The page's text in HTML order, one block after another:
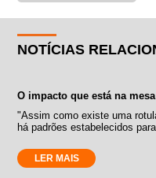
NOTÍCIAS
O impacto que está na mesa
"Assim como existe uma
há padrões estabelecidos
LER MAIS